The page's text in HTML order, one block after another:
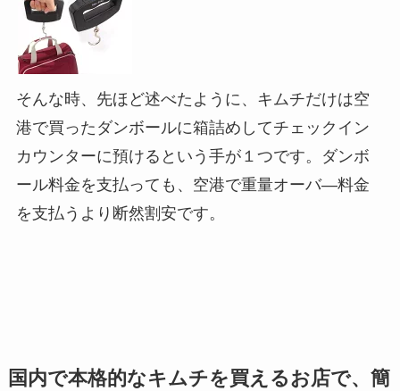
そんな時、先ほど述べたように、キムチだけは空
港で買ったダンボールに箱詰めしてチェックイン
カウンターに預けるという手が１つです。ダンボ
ール料金を支払っても、空港で重量オーバ―料金
を支払うより断然割安です。
国内で本格的なキムチを買えるお店で、簡